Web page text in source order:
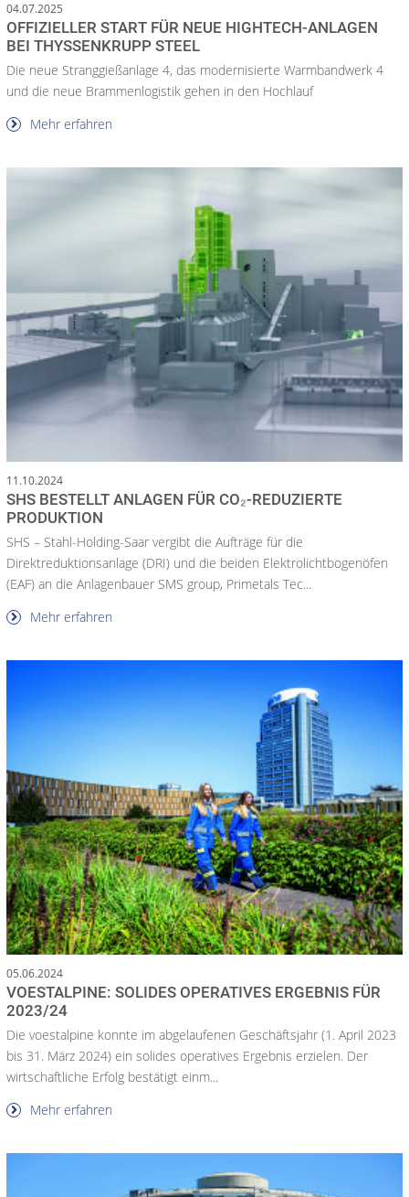
04.07.2025
OFFIZIELLER START FÜR NEUE HIGHTECH-ANLAGEN
BEI THYSSENKRUPP STEEL
Die neue Stranggießanlage 4, das modernisierte Warmbandwerk 4
und die neue Brammenlogistik gehen in den Hochlauf
Mehr erfahren
11.10.2024
SHS BESTELLT ANLAGEN FÜR CO₂-REDUZIERTE
PRODUKTION
SHS – Stahl-Holding-Saar vergibt die Aufträge für die
Direktreduktionsanlage (DRI) und die beiden Elektrolichtbogenöfen
(EAF) an die Anlagenbauer SMS group, Primetals Tec...
Mehr erfahren
05.06.2024
VOESTALPINE: SOLIDES OPERATIVES ERGEBNIS FÜR
2023/24
Die voestalpine konnte im abgelaufenen Geschäftsjahr (1. April 2023
bis 31. März 2024) ein solides operatives Ergebnis erzielen. Der
wirtschaftliche Erfolg bestätigt einm...
Mehr erfahren